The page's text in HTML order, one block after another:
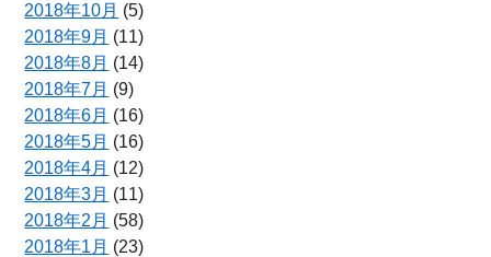
2018年10月 (5)
2018年9月 (11)
2018年8月 (14)
2018年7月 (9)
2018年6月 (16)
2018年5月 (16)
2018年4月 (12)
2018年3月 (11)
2018年2月 (58)
2018年1月 (23)